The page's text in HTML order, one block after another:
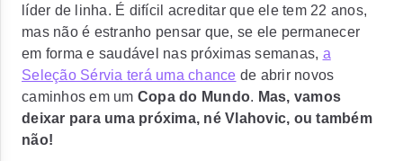
líder de linha. É difícil acreditar que ele tem 22 anos,
mas não é estranho pensar que, se ele permanecer
em forma e saudável nas próximas semanas, a
Seleção Sérvia terá uma chance de abrir novos
caminhos em um Copa do Mundo. Mas, vamos
deixar para uma próxima, né Vlahovic, ou também
não!